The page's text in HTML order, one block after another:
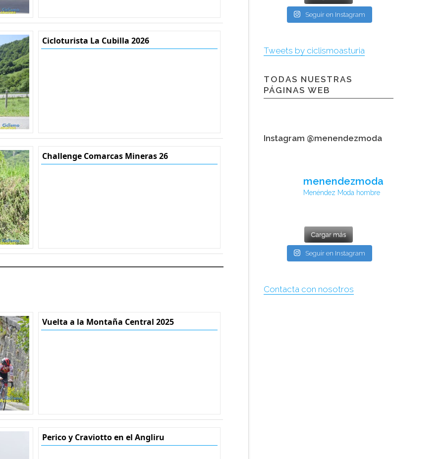
Cicloturista La Cubilla 2026
Challenge Comarcas Mineras 26
Vuelta a la Montaña Central 2025
Perico y Craviotto en el Angliru
Seguir en Instagram
Tweets by ciclismoasturia
TODAS NUESTRAS
PÁGINAS WEB
Instagram @menendezmoda
menendezmoda
Menéndez Moda hombre
Cargar más
Seguir en Instagram
Contacta con nosotros